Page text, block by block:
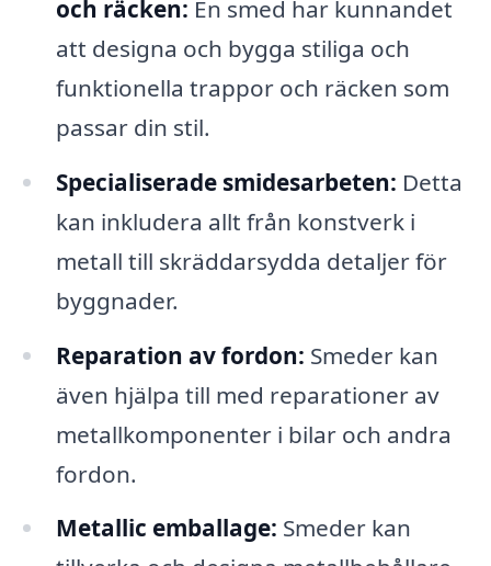
och räcken: En smed har kunnandet
att designa och bygga stiliga och
funktionella trappor och räcken som
passar din stil.
Specialiserade smidesarbeten: Detta
kan inkludera allt från konstverk i
metall till skräddarsydda detaljer för
byggnader.
Reparation av fordon: Smeder kan
även hjälpa till med reparationer av
metallkomponenter i bilar och andra
fordon.
Metallic emballage: Smeder kan